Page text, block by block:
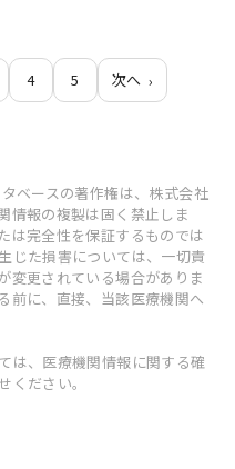
4 5 次へ
ベースの著作権は、株式会社
情報の複製は固く禁止しま
は完全性を保証するものでは
じた損害については、一切責
変更されている場合がありま
前に、直接、当該医療機関へ
は、医療機関情報に関する確
ださい。